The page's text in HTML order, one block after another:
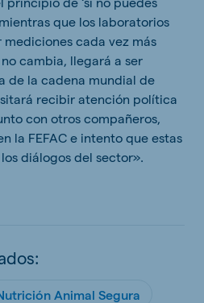
que los laboratorios
cada vez más
cambia, llegará a ser
de la cadena mundial de
recibir atención política
con otros compañeros,
la FEFAC e intento que estas
diálogos del sector».
Animal Segura